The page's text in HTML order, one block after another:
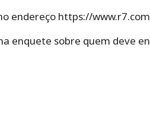
endereço https://
enquete sobre quem deve